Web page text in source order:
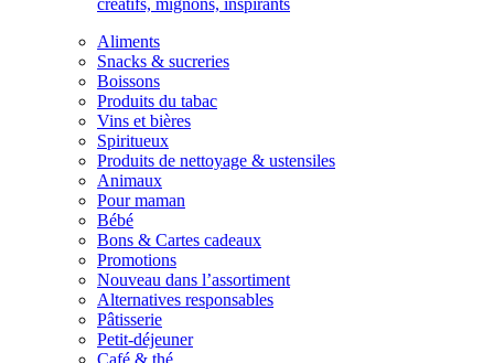
créatifs, mignons, inspirants
Aliments
Snacks & sucreries
Boissons
Produits du tabac
Vins et bières
Spiritueux
Produits de nettoyage & ustensiles
Animaux
Pour maman
Bébé
Bons & Cartes cadeaux
Promotions
Nouveau dans l’assortiment
Alternatives responsables
Pâtisserie
Petit-déjeuner
Café & thé